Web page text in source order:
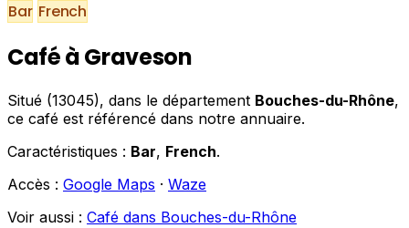
Bar French
Café à Graveson
Situé (13045), dans le département Bouches-du-Rhône,
ce café est référencé dans notre annuaire.
Caractéristiques : Bar, French.
Accès : Google Maps · Waze
Voir aussi : Café dans Bouches-du-Rhône